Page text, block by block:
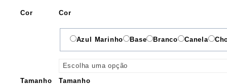
Cor Cor
Azul Marinho Base Branco Canela
Tamanho Tamanho